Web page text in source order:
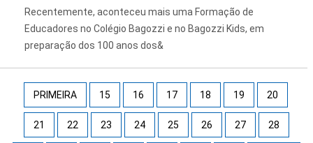
Recentemente, aconteceu mais uma Formação de
Educadores no Colégio Bagozzi e no Bagozzi Kids, em
preparação dos 100 anos dos&
PRIMEIRA 15 16 17 18 19 20
21 22 23 24 25 26 27 28